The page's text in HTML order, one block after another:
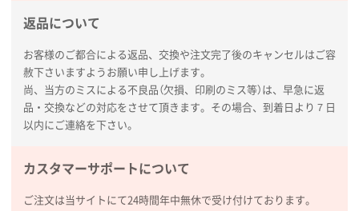
ワンポイントポリ袋 A4サイズ
納期が比較的短く、ロット数が豊富に選べて価格が安
かったため
山口県P社様
【トートバッグ・エコバッグ】特別ご注文ページ
2026年01月09日 13:48
返品について
お客様のご都合による返品、交換や注文完了後のキャンセルはご容
赦下さいますようお願い申し上げます。
尚、当方のミスによる不良品（欠損、印刷のミス等）は、早急に返
品・交換などの対応をさせて頂きます。その場合、到着日より７日
以内にご連絡を下さい。
カスタマーサポートについて
ご注文は当サイトにて24時間年中無休で受け付けております。